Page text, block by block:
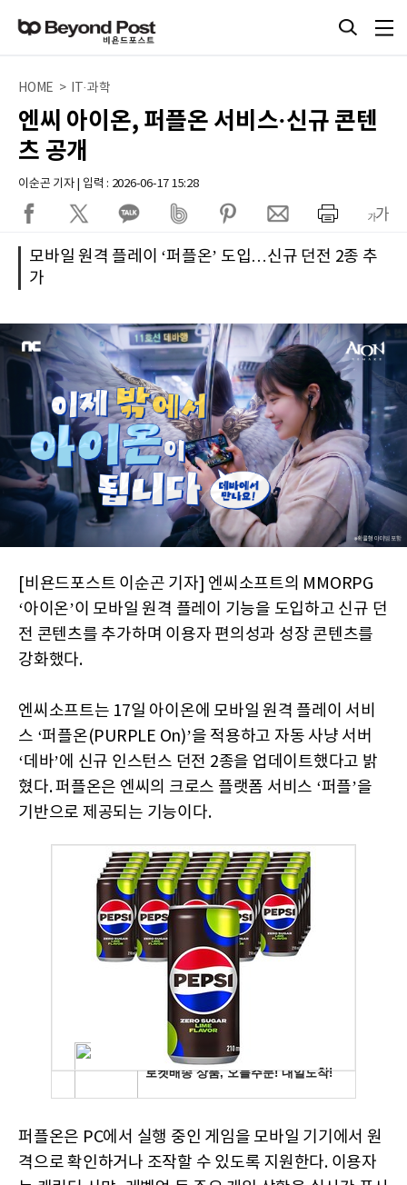
HOME > IT·과학
엔씨 아이온, 퍼플온 서비스·신규 콘텐
츠 공개
이순곤 기자 | 입력 : 2026-06-17 15:28
모바일 원격 플레이 ‘퍼플온’ 도입…신규 던전 2종 추
가
[비욘드포스트 이순곤 기자] 엔씨소프트의 MMORPG
‘아이온’이 모바일 원격 플레이 기능을 도입하고 신규 던
전 콘텐츠를 추가하며 이용자 편의성과 성장 콘텐츠를
강화했다.
엔씨소프트는 17일 아이온에 모바일 원격 플레이 서비
스 ‘퍼플온(PURPLE On)’을 적용하고 자동 사냥 서버
‘데바’에 신규 인스턴스 던전 2종을 업데이트했다고 밝
혔다. 퍼플온은 엔씨의 크로스 플랫폼 서비스 ‘퍼플’을
기반으로 제공되는 기능이다.
퍼플온은 PC에서 실행 중인 게임을 모바일 기기에서 원
격으로 확인하거나 조작할 수 있도록 지원한다. 이용자